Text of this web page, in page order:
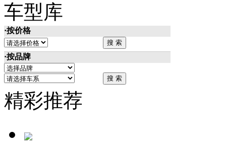
车型库
·按价格
·按品牌
精彩推荐